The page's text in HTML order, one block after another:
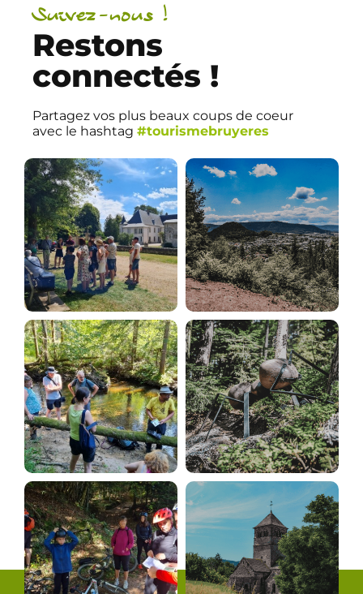
Suivez-nous !
Restons
connectés !
Partagez vos plus beaux coups de coeur
avec le hashtag #tourismebruyeres